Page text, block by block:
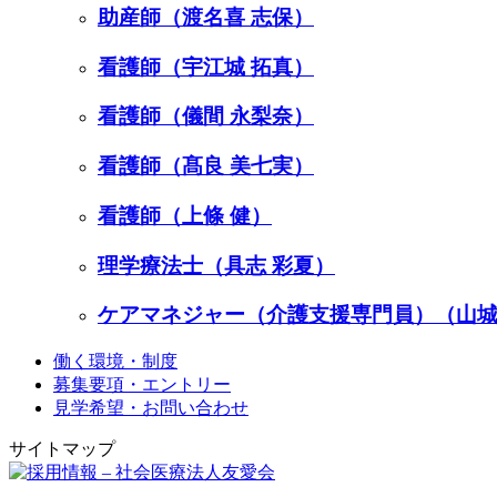
助産師（渡名喜 志保）
看護師（宇江城 拓真）
看護師（儀間 永梨奈）
看護師（髙良 美七実）
看護師（上條 健）
理学療法士（具志 彩夏）
ケアマネジャー（介護支援専門員）（山
働く環境・制度
募集要項・エントリー
見学希望・お問い合わせ
サイトマップ